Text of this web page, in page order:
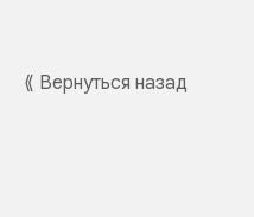
⟪ Вернуться назад